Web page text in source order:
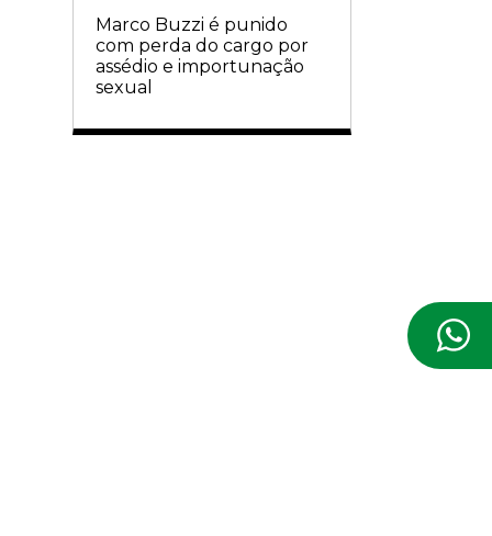
Marco Buzzi é punido
com perda do cargo por
assédio e importunação
sexual